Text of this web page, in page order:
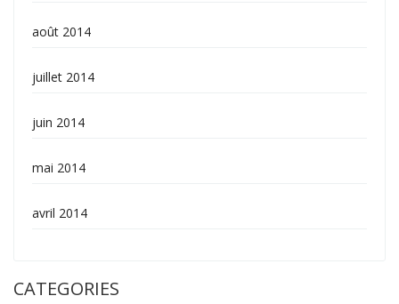
août 2014
juillet 2014
juin 2014
mai 2014
avril 2014
CATEGORIES